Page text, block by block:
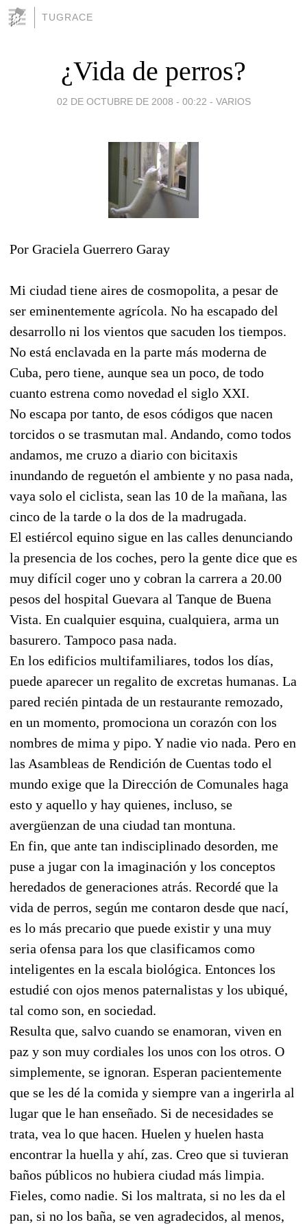
TUGRACE
¿Vida de perros?
02 DE OCTUBRE DE 2008 - 00:22 - VARIOS
Por Graciela Guerrero Garay
Mi ciudad tiene aires de cosmopolita, a pesar de
ser eminentemente agrícola. No ha escapado del
desarrollo ni los vientos que sacuden los tiempos.
No está enclavada en la parte más moderna de
Cuba, pero tiene, aunque sea un poco, de todo
cuanto estrena como novedad el siglo XXI.
No escapa por tanto, de esos códigos que nacen
torcidos o se trasmutan mal. Andando, como todos
andamos, me cruzo a diario con bicitaxis
inundando de reguetón el ambiente y no pasa nada,
vaya solo el ciclista, sean las 10 de la mañana, las
cinco de la tarde o la dos de la madrugada.
El estiércol equino sigue en las calles denunciando
la presencia de los coches, pero la gente dice que es
muy difícil coger uno y cobran la carrera a 20.00
pesos del hospital Guevara al Tanque de Buena
Vista. En cualquier esquina, cualquiera, arma un
basurero. Tampoco pasa nada.
En los edificios multifamiliares, todos los días,
puede aparecer un regalito de excretas humanas. La
pared recién pintada de un restaurante remozado,
en un momento, promociona un corazón con los
nombres de mima y pipo. Y nadie vio nada. Pero en
las Asambleas de Rendición de Cuentas todo el
mundo exige que la Dirección de Comunales haga
esto y aquello y hay quienes, incluso, se
avergüenzan de una ciudad tan montuna.
En fin, que ante tan indisciplinado desorden, me
puse a jugar con la imaginación y los conceptos
heredados de generaciones atrás. Recordé que la
vida de perros, según me contaron desde que nací,
es lo más precario que puede existir y una muy
seria ofensa para los que clasificamos como
inteligentes en la escala biológica. Entonces los
estudié con ojos menos paternalistas y los ubiqué,
tal como son, en sociedad.
Resulta que, salvo cuando se enamoran, viven en
paz y son muy cordiales los unos con los otros. O
simplemente, se ignoran. Esperan pacientemente
que se les dé la comida y siempre van a ingerirla al
lugar que le han enseñado. Si de necesidades se
trata, vea lo que hacen. Huelen y huelen hasta
encontrar la huella y ahí, zas. Creo que si tuvieran
baños públicos no hubiera ciudad más limpia.
Fieles, como nadie. Si los maltrata, si no les da el
pan, si no los baña, se ven agradecidos, al menos,